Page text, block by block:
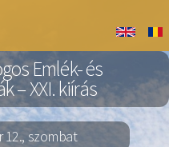
Gyalog
Emlék- és
– XXI. kiírás
12., szombat